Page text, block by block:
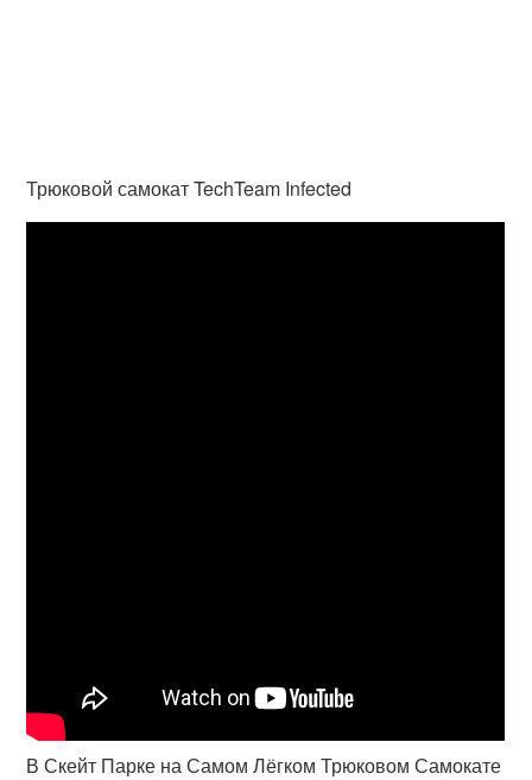
Трюковой самокат TechTeam Infected
В Скейт Парке на Самом Лёгком Трюковом Самокате